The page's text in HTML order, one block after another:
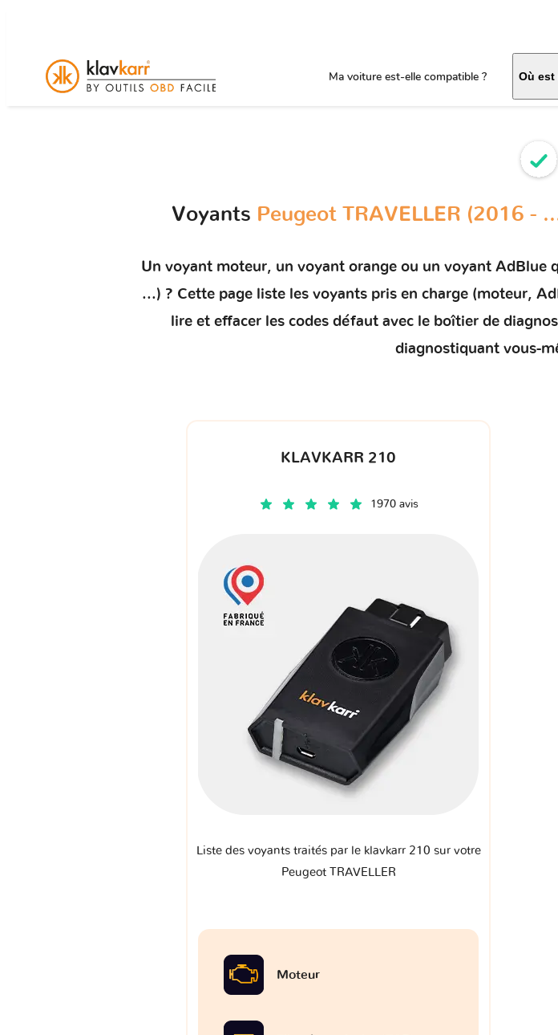
Ma voiture est-elle compatible ? Où est
Voyants Peugeot TRAVELLER (2016 -
Un voyant moteur, un voyant orange ou un voyant AdBlue
...) ? Cette page liste les voyants pris en charge (moteur,
lire et effacer les codes défautavec le boîtier de
diagnostiquant vous-
KLAVKARR 210
1970 avis
Liste des voyants traités par le klavkarr 210 sur votre
Peugeot TRAVELLER
Moteur